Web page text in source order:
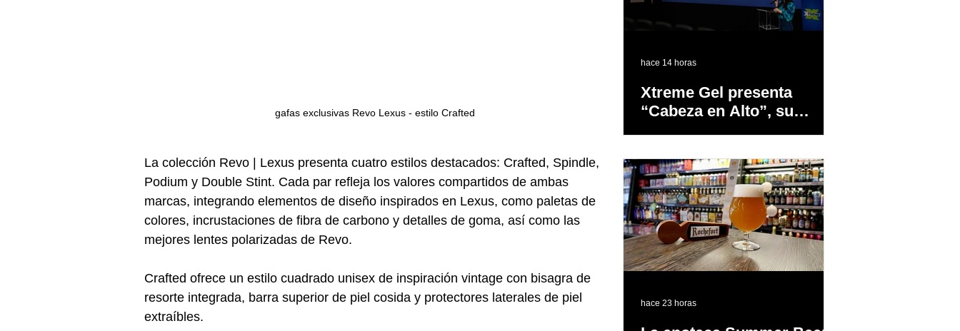
gafas exclusivas Revo Lexus - estilo Crafted
La colección Revo | Lexus presenta cuatro estilos destacados: Crafted, Spindle,
Podium y Double Stint. Cada par refleja los valores compartidos de ambas
marcas, integrando elementos de diseño inspirados en Lexus, como paletas de
colores, incrustaciones de fibra de carbono y detalles de goma, así como las
mejores lentes polarizadas de Revo.
Crafted ofrece un estilo cuadrado unisex de inspiración vintage con bisagra de
resorte integrada, barra superior de piel cosida y protectores laterales de piel
extraíbles.
Xtreme Gel presenta
“Cabeza en Alto”, su
producido completamente
en Puerto Rico
hace 14 horas
hace 23 horas